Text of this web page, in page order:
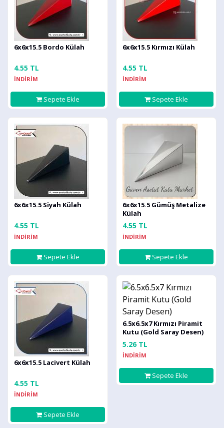
6x6x15.5 Bordo Külah
4.55 TL
İNDİRİM
Sepete Ekle
6x6x15.5 Kırmızı Külah
4.55 TL
İNDİRİM
Sepete Ekle
6x6x15.5 Siyah Külah
4.55 TL
İNDİRİM
Sepete Ekle
6x6x15.5 Gümüş Metalize
Külah
4.55 TL
İNDİRİM
Sepete Ekle
6x6x15.5 Lacivert Külah
4.55 TL
İNDİRİM
Sepete Ekle
6.5x6.5x7 Kırmızı Piramit
Kutu (Gold Saray Desen)
5.26 TL
İNDİRİM
Sepete Ekle